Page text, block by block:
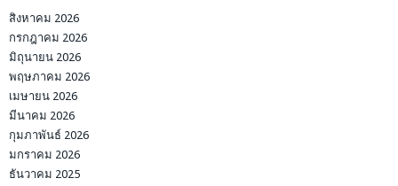
สิงหาคม 2026
กรกฎาคม 2026
มิถุนายน 2026
พฤษภาคม 2026
เมษายน 2026
มีนาคม 2026
กุมภาพันธ์ 2026
มกราคม 2026
ธันวาคม 2025